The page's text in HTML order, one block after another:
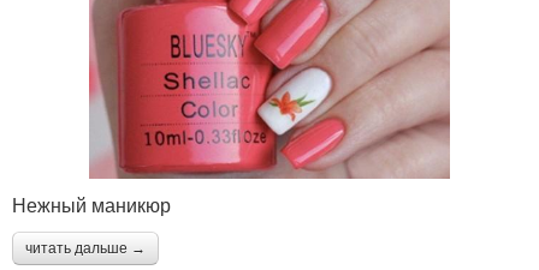
Нежный маникюр
читать дальше →